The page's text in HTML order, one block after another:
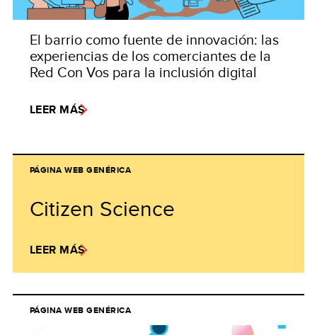
El barrio como fuente de innovación: las
experiencias de los comerciantes de la
Red Con Vos para la inclusión digital
LEER MÁS
PÁGINA WEB GENÉRICA
Citizen Science
LEER MÁS
PÁGINA WEB GENÉRICA